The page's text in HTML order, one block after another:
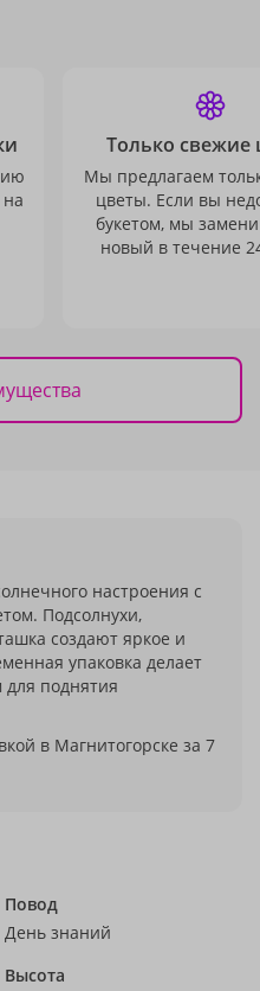
на
Только свежие
Мы предлагаем
цветы. Если вы
букетом, мы
новый в течение
настроения с
Подсолнухи,
создают яркое и
упаковка делает
поднятия
в Магнитогорске за 7
Повод
День знаний
Высота